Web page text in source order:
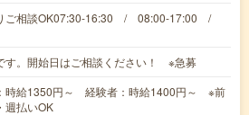
ご相談OK07:30-16:30 / 08:00-17:00 /
す。開始日はご相談ください！ ※急募
時給1350円～ 経験者：時給1400円～ ※前
週払いOK